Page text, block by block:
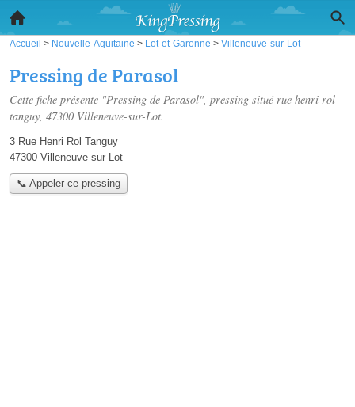
Accueil > Nouvelle-Aquitaine > Lot-et-Garonne > Villeneuve-sur-Lot
Pressing de Parasol
Cette fiche présente "Pressing de Parasol", pressing situé rue henri rol
tanguy, 47300 Villeneuve-sur-Lot.
3 Rue Henri Rol Tanguy
47300 Villeneuve-sur-Lot
📞 Appeler ce pressing